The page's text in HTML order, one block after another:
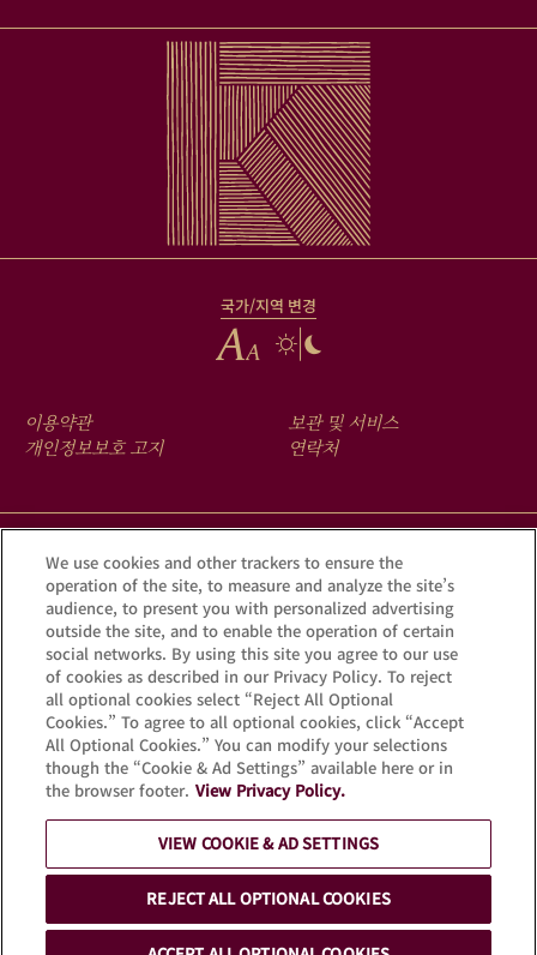
국가/지역 변경
FOOTER
MENU
이용약관
개인정보보호 고지 보관 및 서비스
연락처
크루그 앱을 다운로드하여 Krug iD를 통해 여러분의 샴페인에 숨겨진
이야기를 확인해 보세요.
과도한 음주는 건강을 해칠 수 있습니다. 적당량만
즐겨주세요.
© Krug 2026
We use cookies and other trackers to ensure the
operation of the site, to measure and analyze the site’s
audience, to present you with personalized advertising
outside the site, and to enable the operation of certain
social networks. By using this site you agree to our use
of cookies as described in our Privacy Policy. To reject
all optional cookies select “Reject All Optional
Cookies.” To agree to all optional cookies, click “Accept
All Optional Cookies.” You can modify your selections
though the “Cookie & Ad Settings” available here or in
the browser footer.View Privacy Policy.
VIEW COOKIE & AD SETTINGS
REJECT ALL OPTIONAL COOKIES